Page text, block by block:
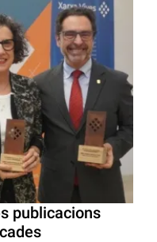
publicacions